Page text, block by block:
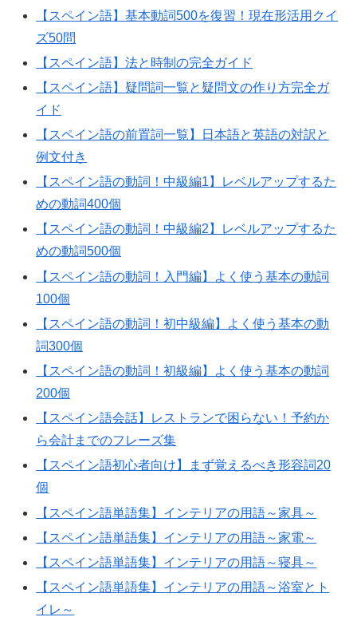
【スペイン語】基本動詞500を復習！現在形活用クイ
ズ50問
【スペイン語】法と時制の完全ガイド
【スペイン語】疑問詞一覧と疑問文の作り方完全ガ
イド
【スペイン語の前置詞一覧】日本語と英語の対訳と
例文付き
【スペイン語の動詞！中級編1】レベルアップするた
めの動詞400個
【スペイン語の動詞！中級編2】レベルアップするた
めの動詞500個
【スペイン語の動詞！入門編】よく使う基本の動詞
100個
【スペイン語の動詞！初中級編】よく使う基本の動
詞300個
【スペイン語の動詞！初級編】よく使う基本の動詞
200個
【スペイン語会話】レストランで困らない！予約か
ら会計までのフレーズ集
【スペイン語初心者向け】まず覚えるべき形容詞20
個
【スペイン語単語集】インテリアの用語～家具～
【スペイン語単語集】インテリアの用語～家電～
【スペイン語単語集】インテリアの用語～寝具～
【スペイン語単語集】インテリアの用語～浴室とト
イレ～